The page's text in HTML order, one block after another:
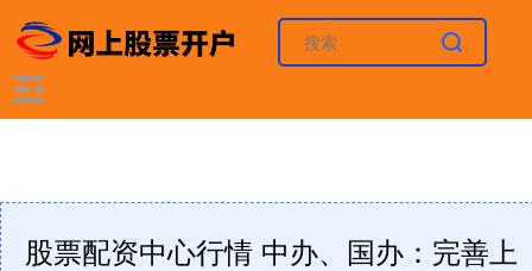
股票配资中心行情 中办、国办：完善上